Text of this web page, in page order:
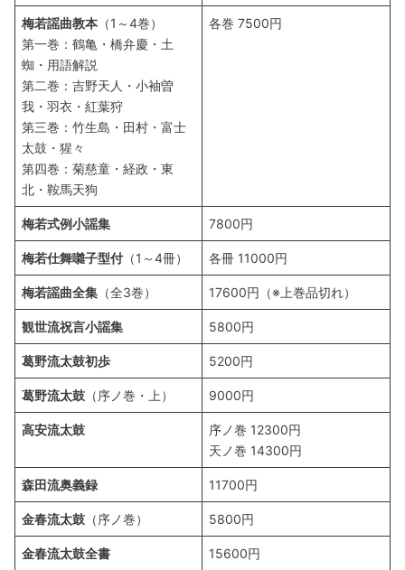
梅若謡曲教本 （1～4巻）
第一巻：鶴亀・橋弁慶・土
蜘・用語解説
第二巻：吉野天人・小袖曽
我・羽衣・紅葉狩
第三巻：竹生島・田村・富士
太鼓・猩々
第四巻：菊慈童・経政・東
北・鞍馬天狗
各巻 7500円
梅若式例小謡集 7800円
梅若仕舞囃子型付 （1～4冊） 各冊 11000円
梅若謡曲全集 （全3巻） 17600円（※上巻品切れ）
観世流祝言小謡集 5800円
葛野流太鼓初歩 5200円
葛野流太鼓 （序ノ巻・上） 9000円
高安流太鼓
序ノ巻 12300円
天ノ巻 14300円
森田流奥義録 11700円
金春流太鼓 （序ノ巻） 5800円
金春流太鼓全書 15600円